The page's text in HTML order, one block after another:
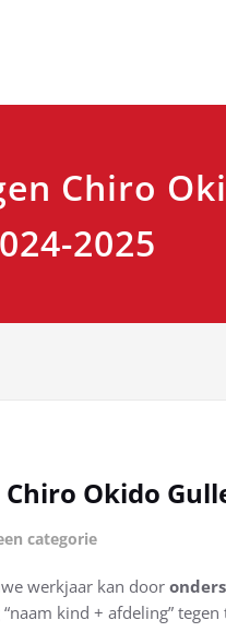
Chiro
2025
Okido
categorie
werkjaar kan door
kind + afdeling”